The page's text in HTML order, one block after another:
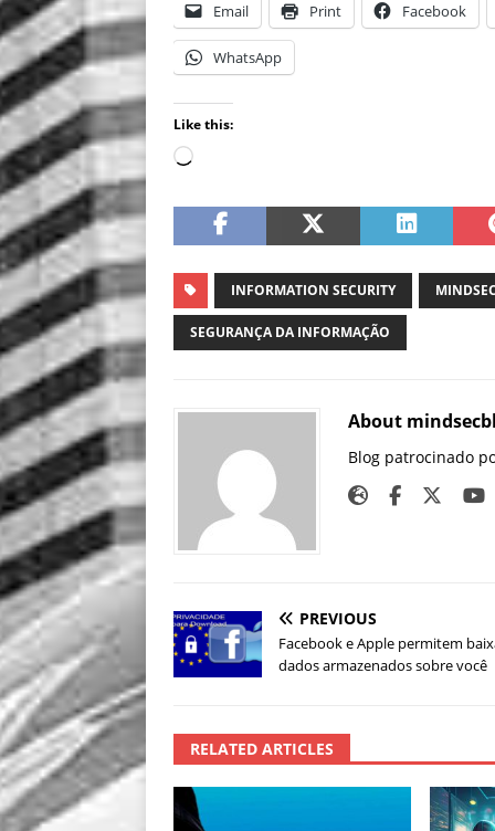
Email Print Facebook
WhatsApp
Like this:
INFORMATION SECURITY
SEGURANÇA DA INFORMAÇÃO
About
Blog patrocinado
PREVIOUS
Facebook e Apple permitem
dados armazenados sobre você
RELATED ARTICLES